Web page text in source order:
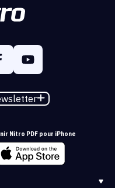
Nitro PDF pour iPhone